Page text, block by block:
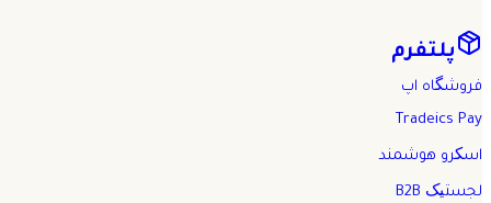
پلتفرم
فروشگاه اپ
Tradeics Pay
اسکرو هوشمند
لجستیک B2B